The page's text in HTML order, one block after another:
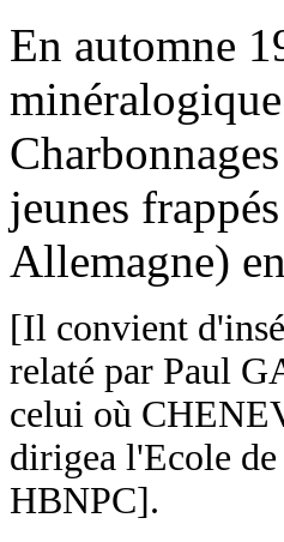
En automne
jeunes
Allemagne)
[Il convient
relaté par Paul
celui où
dirigea l'Ecole de
HBNPC].